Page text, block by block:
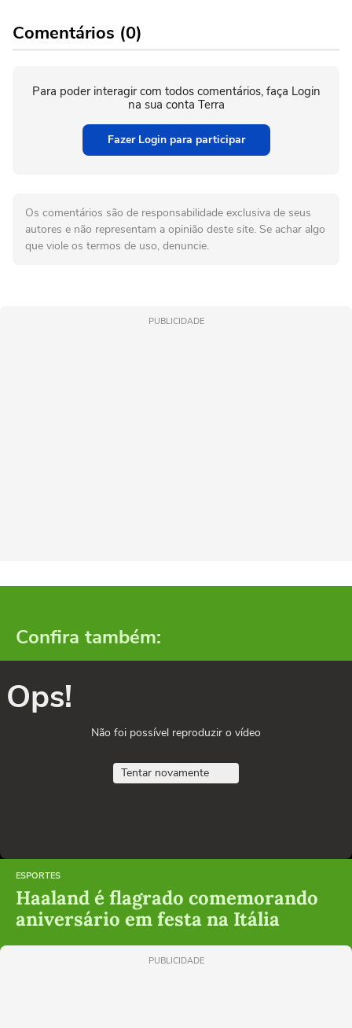
Comentários (0)
Para poder interagir com todos comentários, faça Login
na sua conta Terra
Fazer Login para participar
Os comentários são de responsabilidade exclusiva de seus
autores e não representam a opinião deste site. Se achar algo
que viole os termos de uso, denuncie.
PUBLICIDADE
Confira também:
Ops!
Não foi possível reproduzir o vídeo
Tentar novamente
ESPORTES
Haaland é flagrado comemorando
aniversário em festa na Itália
PUBLICIDADE